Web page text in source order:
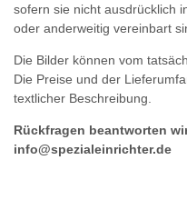
sofern sie nicht ausdrücklich
oder anderweitig vereinbart
Die Bilder können vom
Die Preise und der
textlicher Beschreibung.
Rückfragen beantworten
info@spezialeinrichter.de